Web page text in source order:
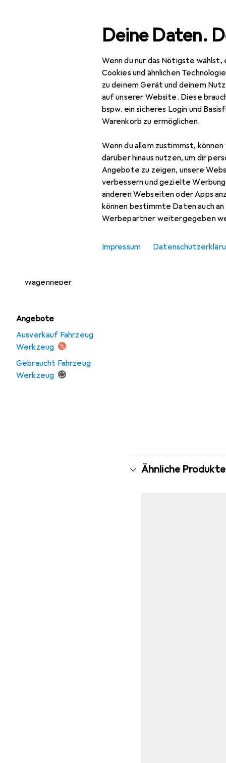
Deine Daten.
Wenn du nur das Nötigste
Cookies und ähnlichen
zu deinem Gerät und deinem
auf unserer Website. Diese
bspw. ein sicheres Login und
Warenkorb zu ermöglichen.
Wenn du allem zustimmst,
darüber hinaus nutzen, um dir
Angebote zu zeigen, unsere
verbessern und gezielte
anderen Webseiten oder Apps
können bestimmte Daten auch
Werbepartner weitergegeben
Impressum
Navigation nach Kategorien
Wagenheber
Angebote
Ausverkauf Fahrzeug
Werkzeug
Gebraucht Fahrzeug
Werkzeug
Gesamtsortiment Baumarkt +
Ähnliche